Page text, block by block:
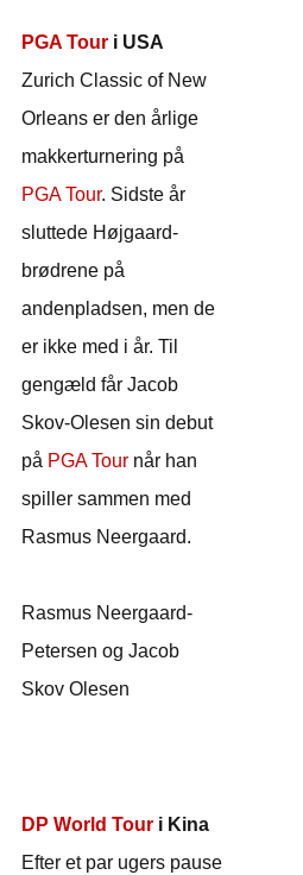
PGA Tour i USA
Zurich Classic of New
Orleans er den årlige
makkerturnering på
PGA Tour. Sidste år
sluttede Højgaard-
brødrene på
andenpladsen, men de
er ikke med i år. Til
gengæld får Jacob
Skov-Olesen sin debut
på PGA Tour når han
spiller sammen med
Rasmus Neergaard.
Rasmus Neergaard-
Petersen og Jacob
Skov Olesen
DP World Tour i Kina
Efter et par ugers pause